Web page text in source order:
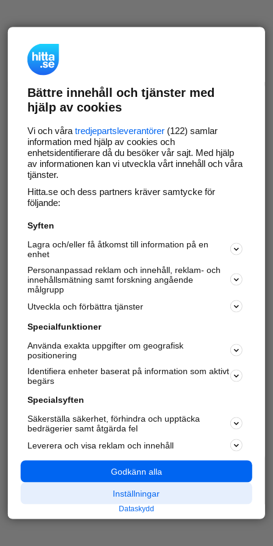
Bättre innehåll och tjänster med
hjälp av cookies
Vi och våra tredjepartsleverantörer(122) samlar
information med hjälp av cookies och
enhetsidentifierare då du besöker vår sajt. Med hjälp
av informationen kan vi utveckla vårt innehåll och våra
tjänster.
Hitta.se och dess partners kräver samtycke för
följande:
Syften
Lagra och/eller få åtkomst till information på en
enhet
Personanpassad reklam och innehåll, reklam- och
innehållsmätning samt forskning angående
målgrupp
Utveckla och förbättra tjänster
Specialfunktioner
Använda exakta uppgifter om geografisk
positionering
Identifiera enheter baserat på information som aktivt
begärs
Specialsyften
Säkerställa säkerhet, förhindra och upptäcka
bedrägerier samt åtgärda fel
Leverera och visa reklam och innehåll
Godkänn alla
Inställningar
Dataskydd